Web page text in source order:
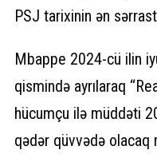
PSJ tarixinin ən
Mbappe 2024-cü ilin
qismində ayrılaraq
hücumçu ilə müddəti
qədər qüvvədə olacaq